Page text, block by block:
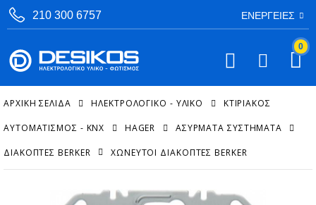
210 300 6757 ΕΝΈΡΓΕΙΕΣ
0
ΑΡΧΙΚΉ ΣΕΛΊΔΑ ΗΛΕΚΤΡΟΛΟΓΙΚΟ - ΥΛΙΚΟ ΚΤΙΡΙΑΚΌΣ
ΑΥΤΟΜΑΤΙΣΜΌΣ - KNX HAGER ΑΣΎΡΜΑΤΑ ΣΥΣΤΉΜΑΤΑ
ΔΙΑΚΌΠΤΕΣ BERKER ΧΩΝΕΥΤΟΊ ΔΙΑΚΌΠΤΕΣ BERKER